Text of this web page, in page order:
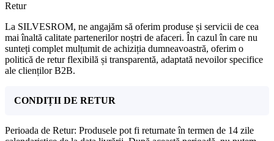
Retur
La SILVESROM, ne angajăm să oferim produse și servicii de cea
mai înaltă calitate partenerilor noștri de afaceri. În cazul în care nu
sunteți complet mulțumit de achiziția dumneavoastră, oferim o
politică de retur flexibilă și transparentă, adaptată nevoilor specifice
ale clienților B2B.
CONDIȚII DE RETUR
Perioada de Retur: Produsele pot fi returnate în termen de 14 zile